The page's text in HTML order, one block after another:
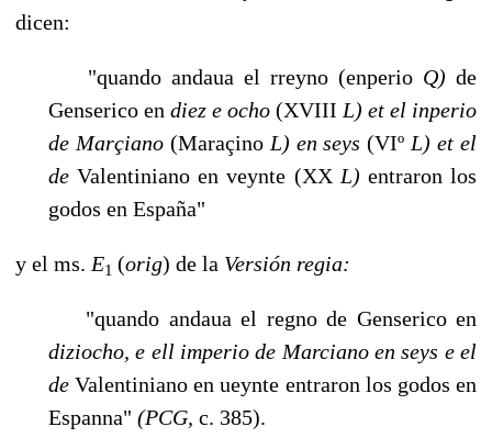
dicen:
"quando andaua el rreyno (enperio Q) de
Genserico en diez e ocho (XVIII L) et el inperio
de Marçiano (Maraçino L) en seys(VIº L) et el
deValentiniano en veynte (XX L) en­traron los
godos en España"
y el ms. E1 (orig) de la Versión regia:
"quando andaua el regno de Genserico en
diziocho, e ell imperio de Marciano en seys e el
deValentiniano en ueynte entraron los godos en
Espanna" (PCG, c. 385).